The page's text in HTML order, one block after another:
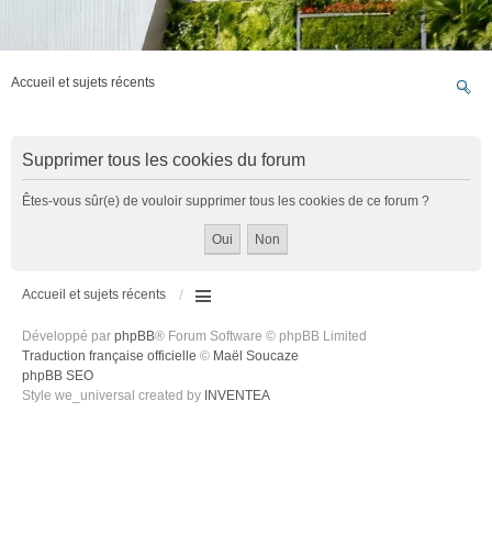
Accueil et sujets récents
Supprimer tous les cookies du forum
Êtes-vous sûr(e) de vouloir supprimer tous les cookies de ce forum ?
Accueil et sujets récents
Développé par phpBB® Forum Software © phpBB Limited
Traduction française officielle © Maël Soucaze
phpBB SEO
Style we_universal created by INVENTEA